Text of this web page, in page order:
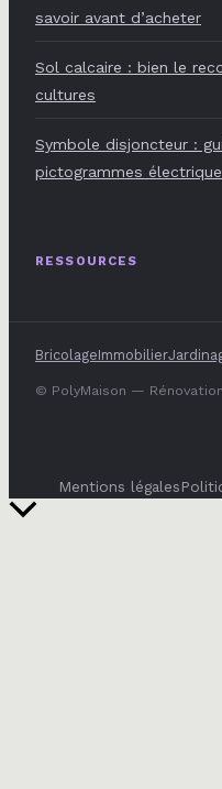
savoir avant d’acheter
Sol calcaire : bien le
cultures
Symbole disjoncteur :
pictogrammes
RESSOURCES
BricolageImmobilier
© PolyMaison —
Mentions légales